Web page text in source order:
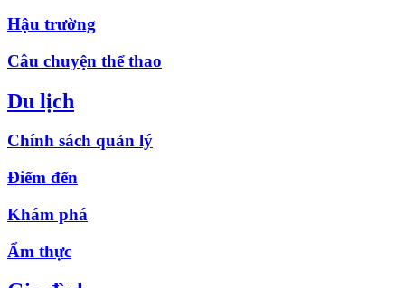
Hậu trường
Câu chuyện thể thao
Du lịch
Chính sách quản lý
Điểm đến
Khám phá
Ẩm thực